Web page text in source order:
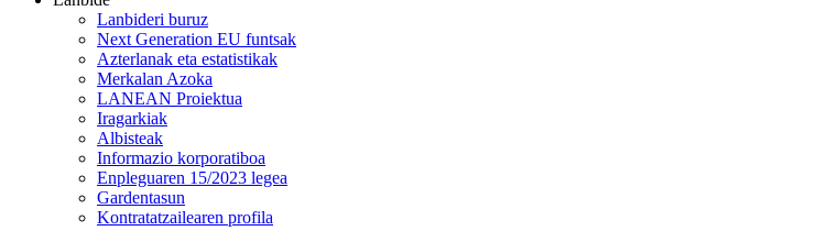
Lanbideri buruz
Next Generation EU funtsak
Azterlanak eta estatistikak
Merkalan Azoka
LANEAN Proiektua
Iragarkiak
Albisteak
Informazio korporatiboa
Enpleguaren 15/2023 legea
Gardentasun
Kontratatzailearen profila